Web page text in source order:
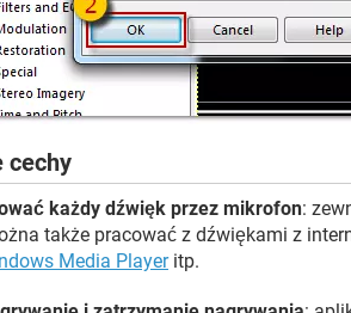
cechy
każdy dźwięk przez mikrofon:
także pracować z dźwiękami z
Media Playeritp.